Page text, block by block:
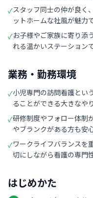
✓スタッフ同士の仲が良く
ットホームな社風が魅力で
✓お子様やご家族に寄り添
れる温かいステーションで
業務・勤務環境
✓小児専門の訪問看護とい
ることができる大きなや
✓研修制度やフォロー体制
やブランクがある方も安
✓ワークライフバランスを
切にしながら看護の専門
はじめかた